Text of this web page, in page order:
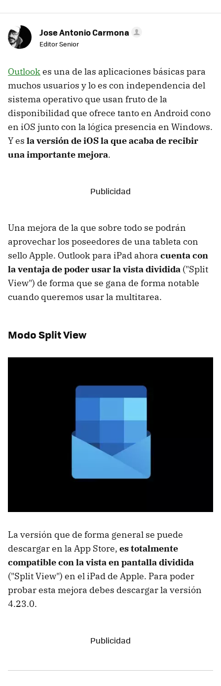
Jose Antonio Carmona
Editor Senior
Outlookes una de las aplicaciones básicas para
muchos usuarios y lo es con independencia del
sistema operativo que usan fruto de la
disponibilidad que ofrece tanto en Android cono
en iOS junto con la lógica presencia en Windows.
Y es la versión de iOS la que acaba de recibir
una importante mejora.
Una mejora de la que sobre todo se podrán
aprovechar los poseedores de una tableta con
sello Apple. Outlook para iPad ahora cuenta con
la ventaja de poder usar la vista dividida ("Split
View") de forma que se gana de forma notable
cuando queremos usar la multitarea.
Modo Split View
La versión que de forma general se puede
descargar en la App Store, es totalmente
compatible con la vista en pantalla dividida
("Split View") en el iPad de Apple. Para poder
probar esta mejora debes descargar la versión
4.23.0.